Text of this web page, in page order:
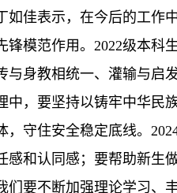
如佳表示，在今后的工作
模范作用。 2022级本科
与身教相统一、灌输与启
中，要坚持以铸牢中华民
守住安全稳定底线。
感和认同感；要帮助新生
们要不断加强理论学习、